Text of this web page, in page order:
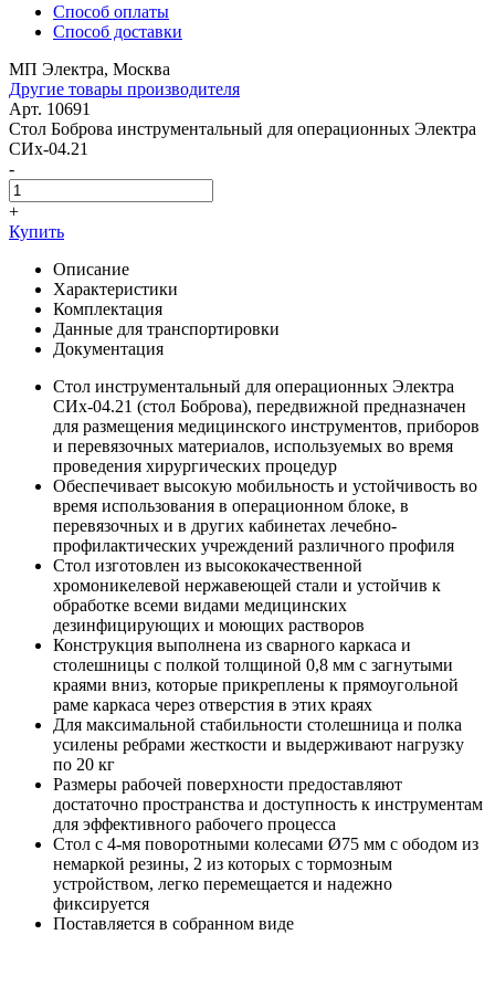
Способ оплаты
Способ доставки
МП Электра, Москва
Другие товары производителя
Арт. 10691
Стол Боброва инструментальный для операционных Электра
СИх-04.21
-
+
Купить
Описание
Характеристики
Комплектация
Данные для транспортировки
Документация
Стол инструментальный для операционных Электра
СИх-04.21 (стол Боброва), передвижной предназначен
для размещения медицинского инструментов, приборов
и перевязочных материалов, используемых во время
проведения хирургических процедур
Обеспечивает высокую мобильность и устойчивость во
время использования в операционном блоке, в
перевязочных и в других кабинетах лечебно-
профилактических учреждений различного профиля
Стол изготовлен из высококачественной
хромоникелевой нержавеющей стали и устойчив к
обработке всеми видами медицинских
дезинфицирующих и моющих растворов
Конструкция выполнена из сварного каркаса и
столешницы с полкой толщиной 0,8 мм с загнутыми
краями вниз, которые прикреплены к прямоугольной
раме каркаса через отверстия в этих краях
Для максимальной стабильности столешница и полка
усилены ребрами жесткости и выдерживают нагрузку
по 20 кг
Размеры рабочей поверхности предоставляют
достаточно пространства и доступность к инструментам
для эффективного рабочего процесса
Стол с 4-мя поворотными колесами Ø75 мм с ободом из
немаркой резины, 2 из которых с тормозным
устройством, легко перемещается и надежно
фиксируется
Поставляется в собранном виде